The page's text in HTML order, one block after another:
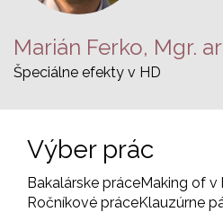
Marián Ferko, Mgr.
Špeciálne efekty v HD
Výber prác
Bakalárske práceMaking of v
Ročníkové práceKlauzúrne